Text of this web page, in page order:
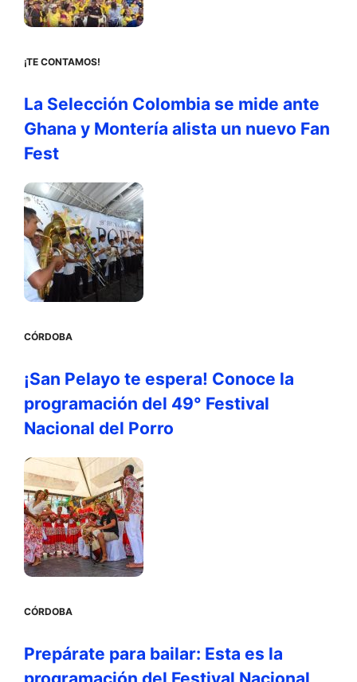
¡TE CONTAMOS!
La Selección Colombia se mide ante
Ghana y Montería alista un nuevo Fan
Fest
CÓRDOBA
¡San Pelayo te espera! Conoce la
programación del 49° Festival
Nacional del Porro
CÓRDOBA
Prepárate para bailar: Esta es la